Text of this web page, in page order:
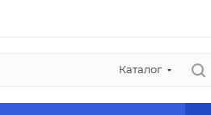
Каталог